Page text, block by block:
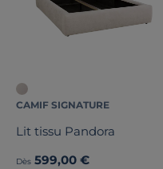
CAMIF SIGNATURE
Lit tissu Pandora
Dès 599,00 €